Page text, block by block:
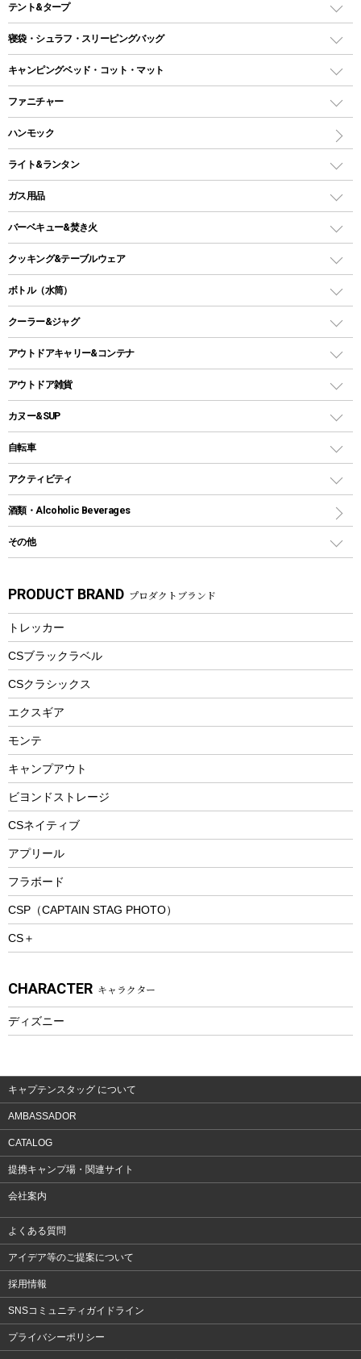
テント&タープ
テント
ツールームテント
ワンポールテント
シェルターテント
ロッジ型・オリジナルテント
タープ
スクエアタープ（レクタタープ）
メッシュタープ
自立式タープ
パラソル
テントアクセサリー
ペグ
グランドシート
ガイドロープ
ツール
寝袋・シュラフ・スリーピングバッグ
レクタングラー型（封筒型）シュラフ
インナーシュラフ
キャンピングベッド・コット・マット
キャンピングベッド・コット
インフレータブルマット
ファニチャー
アウトドアテーブル
レジャーシート
ハンモック
ライト&ランタン
LEDランタン
ガスランタン
オイルランタン
LEDライト
ヘッドライト
キャンドル
ガス用品
ガスバーナー
ガス缶
ガストーチ、ライター
バーベキュー&焚き火
バーベキューコンロ、グリル
焚き火台タイプ（ロースタイル）グリル
卓上タイプグリル
パーティータイプグリル
鉄板、アミ
焚き火台&ストーブ
火起こし
バーベキューツール
クッキング&テーブルウェア
ダッチオーブン
ホットサンドメーカー
クッカーセット
シェラカップ
クッキングツール
ナイフ
カトラリー
マグカップ、カップ
ステンレスボトル
フードボトル
トレー
ランチョンマット
ランチボックス
ボトル（水筒）
ステンレスボトル
コップ付きタイプ
ワンタッチタイプ
プラスチックボトル
ディズニーボトル
クーラー&ジャグ
クーラーボックス
クーラーバッグ
ウォータージャグ
保冷剤
アウトドアキャリー&コンテナ
アウトドアキャリー
アウトドア雑貨
バックパック&バッグ
リュック、バックパック
トートバッグ、サコッシュ
ショッピングキャリー
その他アウトドア雑貨
スプレー関係
ツール、他
カヌー&SUP
インフレータブル
カヤック
パドル
ヘルメット
エアーポンプ
アクセサリー
自転車
折りたたみ自転車
スポーツサイクル
シティサイクル
自転車ウェア
アクティビティ
マリン
ラッシュガード
パラソル
フローティングベスト
ヘルメット
エアーポンプ
ビーチテント
ウィンター
スノーシュー
防寒ウェア
トレッキング
トレッキングアクセサリー
プレイグッズ
ウェルネス
ウェア、タオル
ウェア
酒類・Alcoholic Beverages
その他
湯たんぽ
防災用品
PRODUCT BRAND プロダクトブランド
トレッカー
CSブラックラベル
CSクラシックス
エクスギア
モンテ
キャンプアウト
ビヨンドストレージ
CSネイティブ
アプリール
フラボード
CSP（CAPTAIN STAG PHOTO）
CS＋
CHARACTER キャラクター
ディズニー
キャプテンスタッグ について
AMBASSADOR
CATALOG
提携キャンプ場・関連サイト
会社案内
よくある質問
アイデア等のご提案について
採用情報
SNSコミュニティガイドライン
プライバシーポリシー